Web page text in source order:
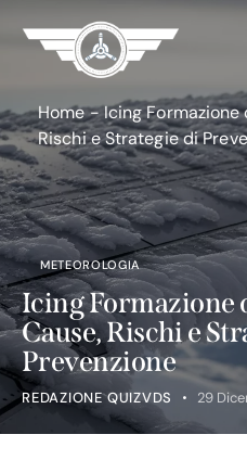
Home-Icing Formazione
Rischi e Strategie di
METEOROLOGIA
Icing Formazione
Cause, Rischi e
Prevenzione
REDAZIONE QUIZVDS 29